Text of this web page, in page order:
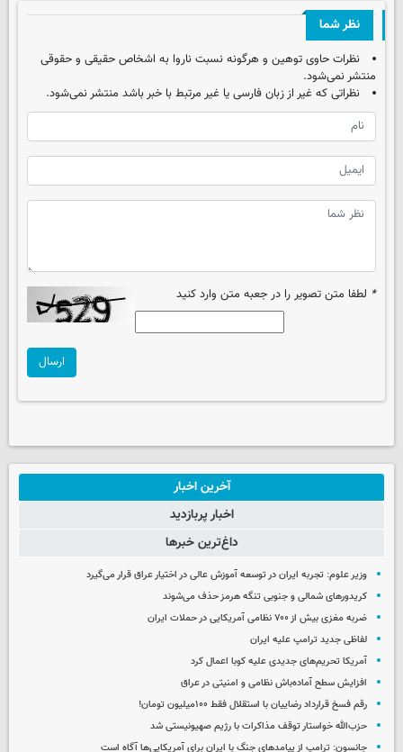
نظر شما
نظرات حاوی توهین و هرگونه نسبت ناروا به اشخاص حقیقی و حقوقی
منتشر نمی‌شود.
نظراتی که غیر از زبان فارسی یا غیر مرتبط با خبر باشد منتشر نمی‌شود.
* لطفا متن تصویر را در جعبه متن وارد کنید
ارسال
آخرین اخبار
اخبار پربازدید
داغ‌ترین خبرها
وزیر علوم: تجربه ایران در توسعه آموزش عالی در اختیار عراق قرار می‌گیرد
کریدورهای شمالی و جنوبی تنگه هرمز حذف می‌شوند
ضربه مغزی بیش از ۷۰۰ نظامی آمریکایی در حملات ایران
لفاظی جدید ترامپ علیه ایران
آمریکا تحریم‌های جدیدی علیه کوبا اعمال کرد
افزایش سطح آماده‌باش نظامی و امنیتی در عراق
رقم فسخ قرارداد رضاییان با استقلال فقط ۱۰۰میلیون تومان!
حزب‌الله خواستار توقف مذاکرات با رژیم صهیونیستی شد
جانسون: ترامپ از پیامدهای جنگ با ایران برای آمریکایی‌ها آگاه است